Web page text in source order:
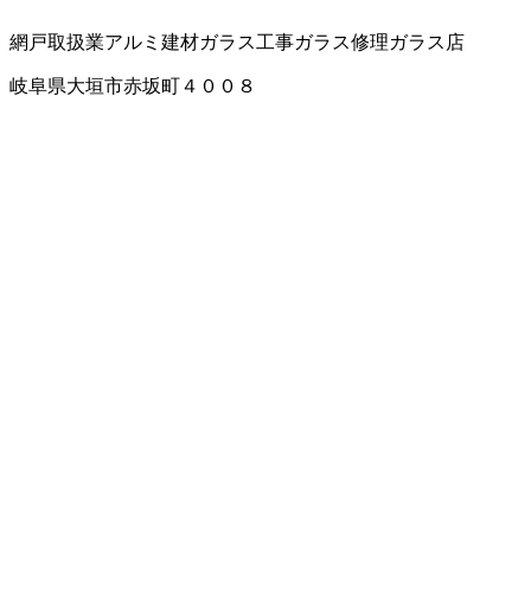
網戸取扱業アルミ建材ガラス工事ガラス修理ガラス店
岐阜県大垣市赤坂町４００８